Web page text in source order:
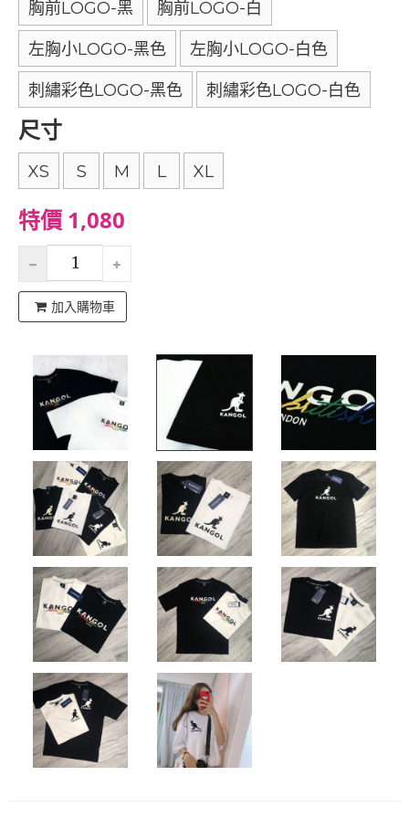
胸前LOGO-黑 胸前LOGO-白
左胸小LOGO-黑色 左胸小LOGO-白色
刺繡彩色LOGO-黑色 刺繡彩色LOGO-白色
尺寸
XS S M L XL
特價 1,080
加入購物車